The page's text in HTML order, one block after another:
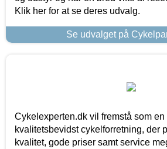
Klik her for at se deres udvalg.
Se udvalget på
Cykelexperten.dk vil fremstå som
kvalitetsbevidst cykelforretning, der
kvalitet, gode priser samt service